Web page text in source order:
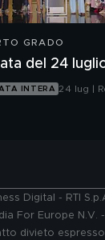
GRADO
del 24
INTERA 24 lug |
Digital - RTI
For Europe
divieto